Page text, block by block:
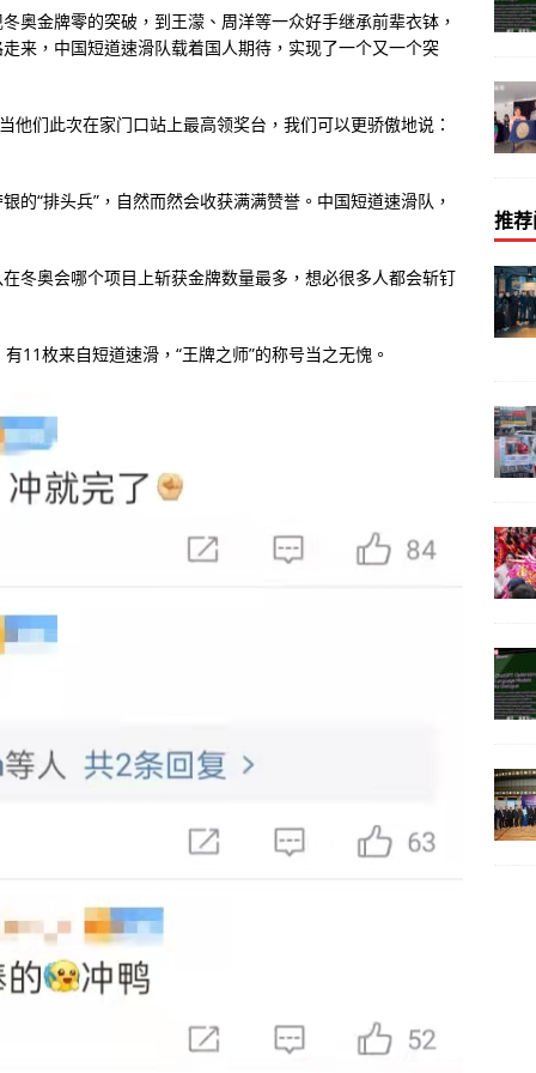
奥金牌零的突破，到王濛、周洋等一众好手继承前辈衣钵，
来，中国短道速滑队载着国人期待，实现了一个又一个突
他们此次在家门口站上最高领奖台，我们可以更骄傲地说：
的“排头兵”，自然而然会收获满满赞誉。中国短道速滑队，
冬奥会哪个项目上斩获金牌数量最多，想必很多人都会斩钉
11枚来自短道速滑，“王牌之师”的称号当之无愧。
推